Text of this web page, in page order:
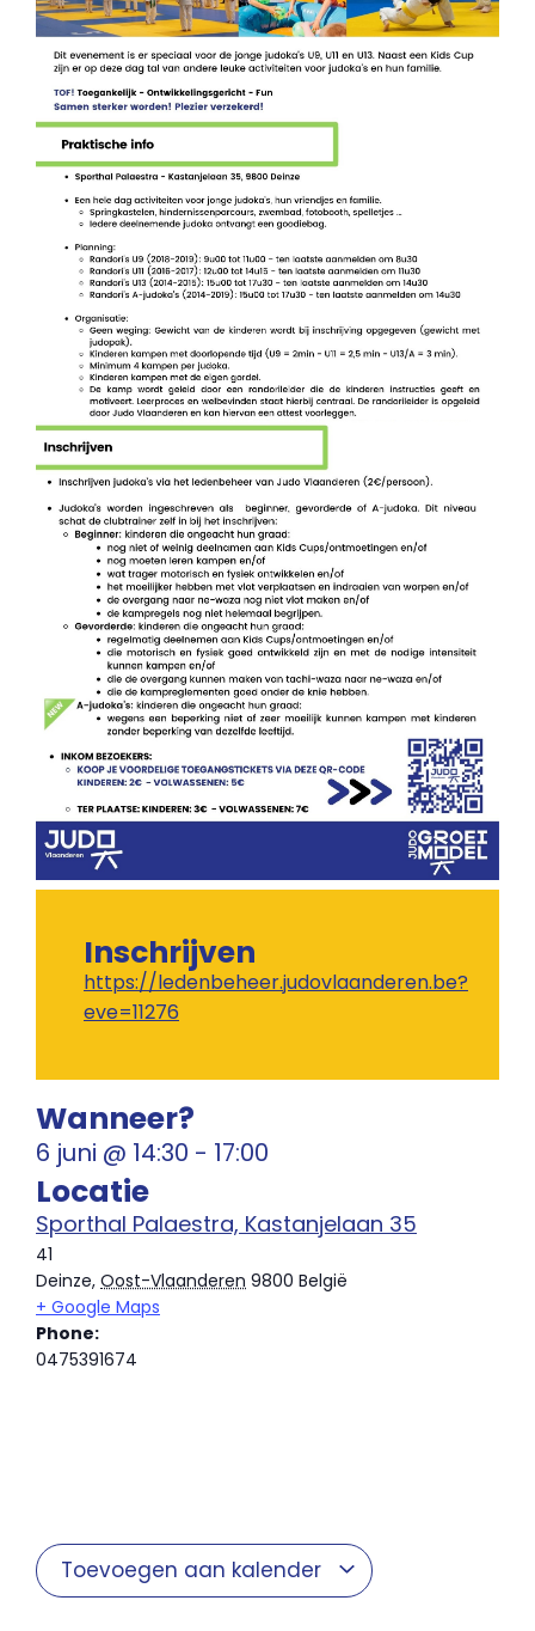
Inschrijven
https://ledenbeheer.judovlaanderen.be?
eve=11276
Wanneer?
6 juni @ 14:30 - 17:00
Locatie
Sporthal Palaestra, Kastanjelaan 35
41
Deinze, Oost-Vlaanderen 9800 België
+ Google Maps
Phone:
0475391674
Toevoegen aan kalender